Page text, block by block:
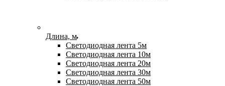
Длина, м
Светодиодная лента 5м
Светодиодная лента 10м
Светодиодная лента 20м
Светодиодная лента 30м
Светодиодная лента 50м